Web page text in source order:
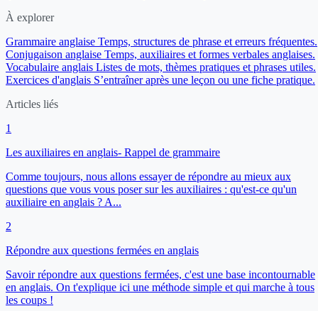
À explorer
Grammaire anglaise Temps, structures de phrase et erreurs fréquentes.
Conjugaison anglaise Temps, auxiliaires et formes verbales anglaises.
Vocabulaire anglais Listes de mots, thèmes pratiques et phrases utiles.
Exercices d'anglais S’entraîner après une leçon ou une fiche pratique.
Articles liés
1
Les auxiliaires en anglais- Rappel de grammaire
Comme toujours, nous allons essayer de répondre au mieux aux
questions que vous vous poser sur les auxiliaires : qu'est-ce qu'un
auxiliaire en anglais ? A...
2
Répondre aux questions fermées en anglais
Savoir répondre aux questions fermées, c'est une base incontournable
en anglais. On t'explique ici une méthode simple et qui marche à tous
les coups !